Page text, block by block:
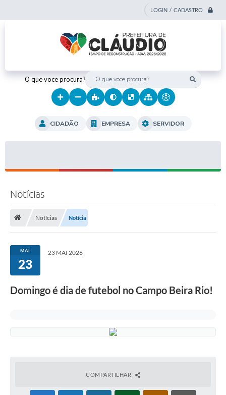
LOGIN / CADASTRO
O que voce procura?
CIDADÃO EMPRESA SERVIDOR
Notícias
Notícias Notícia
MAI
23
23 MAI 2026
Domingo é dia de futebol no Campo Beira Rio!
COMPARTILHAR